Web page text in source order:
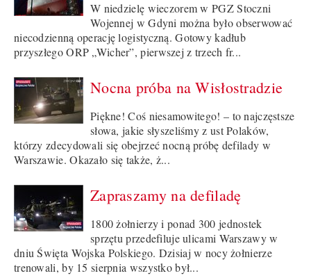
W niedzielę wieczorem w PGZ Stoczni
Wojennej w Gdyni można było obserwować
niecodzienną operację logistyczną. Gotowy kadłub
przyszłego ORP „Wicher”, pierwszej z trzech fr...
Nocna próba na Wisłostradzie
Piękne! Coś niesamowitego! – to najczęstsze
słowa, jakie słyszeliśmy z ust Polaków,
którzy zdecydowali się obejrzeć nocną próbę defilady w
Warszawie. Okazało się także, ż...
Zapraszamy na defiladę
1800 żołnierzy i ponad 300 jednostek
sprzętu przedefiluje ulicami Warszawy w
dniu Święta Wojska Polskiego. Dzisiaj w nocy żołnierze
trenowali, by 15 sierpnia wszystko był...